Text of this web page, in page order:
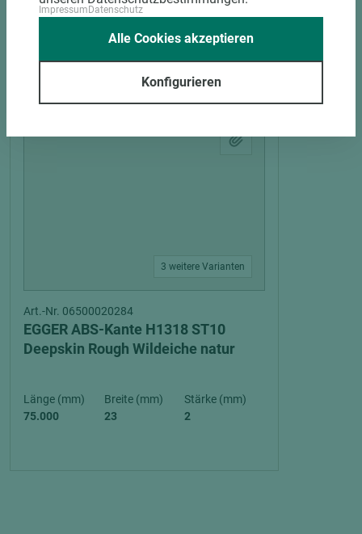
PASSENDES ZUBEHÖR
3 weitere Varianten
Art.-Nr. 06500020284
EGGER ABS-Kante H1318 ST10
Deepskin Rough Wildeiche natur
Länge (mm)
75.000
Breite (mm)
23
Stärke (mm)
2
ImpressumDatenschutz
Konfigurieren
Alle Cookies akzeptieren